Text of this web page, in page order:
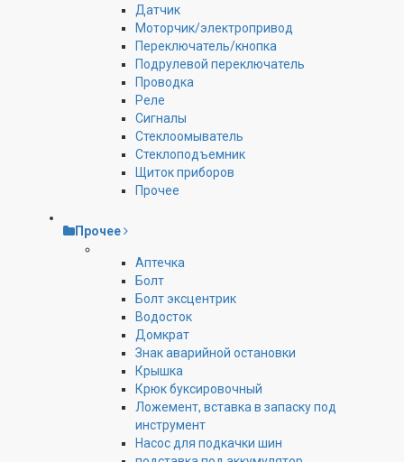
Датчик
Моторчик/электропривод
Переключатель/кнопка
Подрулевой переключатель
Проводка
Реле
Сигналы
Стеклоомыватель
Стеклоподъемник
Щиток приборов
Прочее
Прочее
Аптечка
Болт
Болт эксцентрик
Водосток
Домкрат
Знак аварийной остановки
Крышка
Крюк буксировочный
Ложемент, вставка в запаску под
инструмент
Насос для подкачки шин